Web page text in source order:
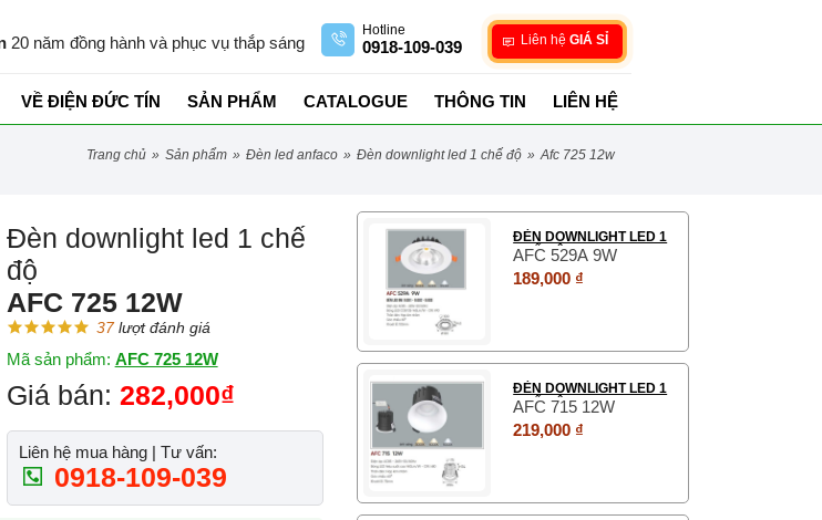
20 năm đồng hành và phục vụ thắp sáng
Hotline
0918-109-039 Liên hệ GIÁ SỈ
VỀ ĐIỆN ĐỨC TÍN SẢN PHẨM CATALOGUE THÔNG TIN LIÊN HỆ
trang chủ » sản phẩm » đèn led anfaco » đèn downlight led 1 chế độ » afc 725 12w
Đèn downlight led 1 chế
độ
AFC 725 12W
37lượt đánh giá
Mã sản phẩm: AFC 725 12W
Giá bán: 282,000₫
Liên hệ mua hàng | Tư vấn:
0918-109-039
ĐÈN DOWNLIGHT LED 1
CHẾ ĐỘ
AFC 529A 9W
189,000 ₫
ĐÈN DOWNLIGHT LED 1
CHẾ ĐỘ
AFC 715 12W
219,000 ₫